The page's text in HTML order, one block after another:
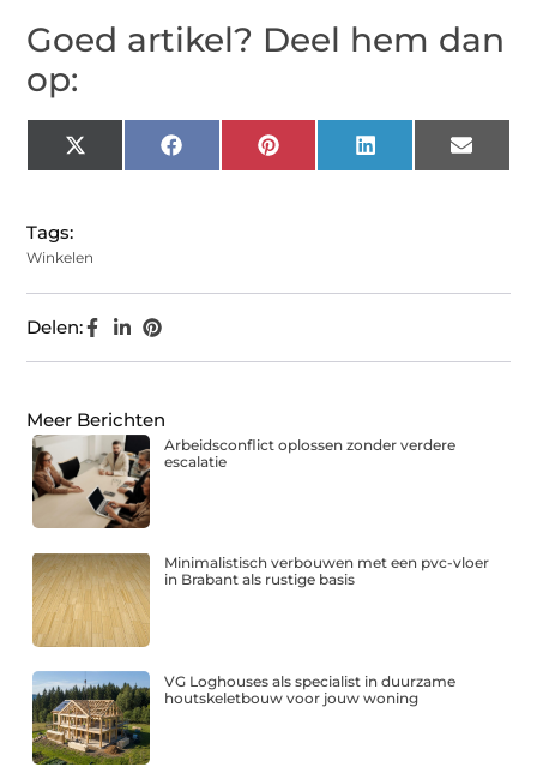
Goed artikel? Deel hem dan
op:
X
(Twitter)
Facebook Pinterest LinkedIn Email
Tags:
Winkelen
Delen:
Meer Berichten
Arbeidsconflict oplossen zonder verdere
escalatie
Minimalistisch verbouwen met een pvc-vloer
in Brabant als rustige basis
VG Loghouses als specialist in duurzame
houtskeletbouw voor jouw woning